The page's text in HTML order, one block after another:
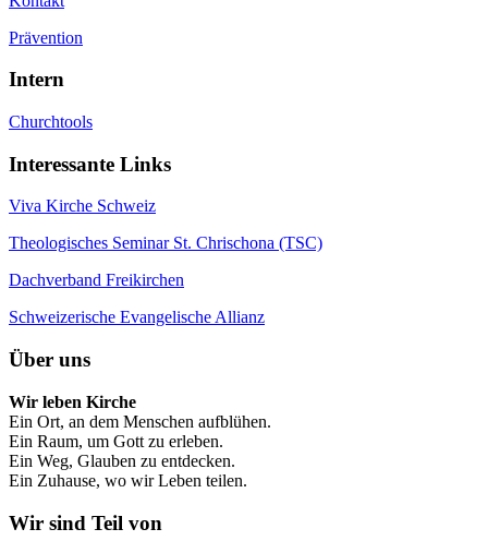
Prävention
Intern
Churchtools
Interessante Links
Viva Kirche Schweiz
Theologisches Seminar St. Chrischona (TSC)
Dachverband Freikirchen
Schweizerische Evangelische Allianz
Über uns
Wir leben Kirche
Ein Ort, an dem Menschen aufblühen.
Ein Raum, um Gott zu erleben.
Ein Weg, Glauben zu entdecken.
Ein Zuhause, wo wir Leben teilen.
Wir sind Teil von